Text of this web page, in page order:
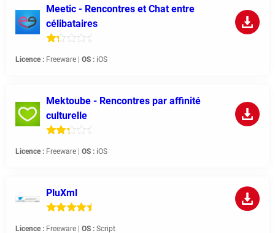
Meetic - Rencontres et Chat entre
célibataires
Licence : Freeware | OS : iOS
Mektoube - Rencontres par affinité
culturelle
Licence : Freeware | OS : iOS
PluXml
Licence : Freeware | OS : Script